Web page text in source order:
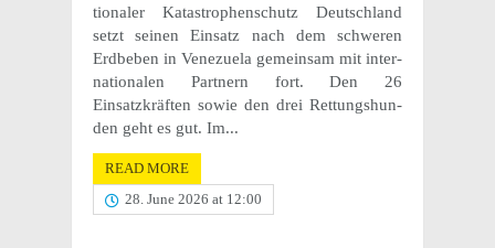
tionaler Katas­tro­phen­schutz Deutsch­land
setzt seinen Einsatz nach dem schw­eren
Erdbeben in Venezuela gemein­sam mit inter­
na­tionalen Part­nern fort. Den 26
Einsatzkräften sowie den drei Rettung­shun­
den geht es gut. Im...
READ MORE
28. June 2026 at 12:00